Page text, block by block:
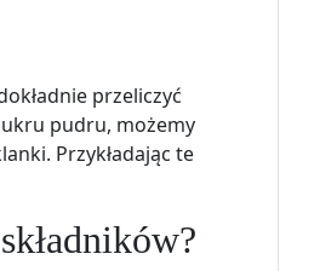
przeliczyć
pudru, możemy
Przykładając te